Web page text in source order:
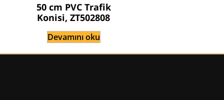
50 cm PVC Trafik
Konisi, ZT502808
Devamını oku